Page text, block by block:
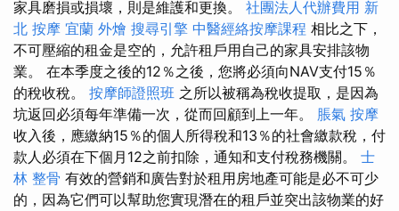
家具磨損或損壞，則是維護和更換。 社團法人代辦費用 新
北 按摩 宜蘭 外燴 搜尋引擎 中醫經絡按摩課程 相比之下，
不可壓縮的租金是空的，允許租戶用自己的家具安排該物
業。 在本季度之後的12％之後，您將必須向NAV支付15％
的稅收稅。 按摩師證照班 之所以被稱為稅收提取，是因為
坑返回必須每年準備一次，從而回顧到上一年。 脹氣 按摩
收入後，應繳納15％的個人所得稅和13％的社會繳款稅，付
款人必須在下個月12之前扣除，通知和支付稅務機關。 士
林 整骨 有效的營銷和廣告對於租用房地產可能是必不可少
的，因為它們可以幫助您實現潛在的租戶並突出該物業的好